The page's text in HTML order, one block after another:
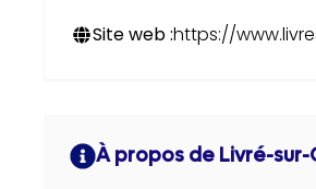
Site web :https://
À propos de Livré-